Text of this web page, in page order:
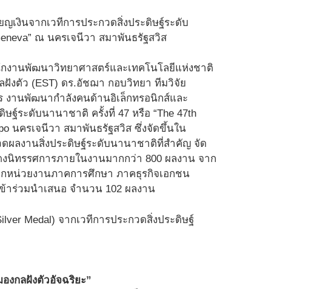
เงินจากเวทีการประกวดสิ่งประดิษฐ์ระดับ
ณ นครเจนีวา สมาพันธรัฐสวิส
งานพัฒนาวิทยาศาสตร์และเทคโนโลยีแห่งชาติ
งตัว (EST) ดร.อัชฌา กอบวิทยา ทีมวิจัย
านพัฒนากำลังคนด้านอิเล็กทรอนิกส์และ
ฐ์ระดับนานาชาติ ครั้งที่ 47 หรือ “The 47th
นครเจนีวา สมาพันธรัฐสวิส ซึ่งจัดขึ้นใน
ดผลงานสิ่งประดิษฐ์ระดับนานาชาติที่สำคัญ จัด
นิทรรศการภายในงานมากกว่า 800 ผลงาน จาก
หน่วยงานภาคการศึกษา ภาคธุรกิจเอกชน
าร่วมนำเสนอ จำนวน 102 ผลงาน
Medal) จากเวทีการประกวดสิ่งประดิษฐ์
งกลฝังตัวอัจฉริยะ”